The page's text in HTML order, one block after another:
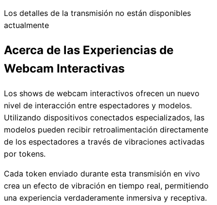
Los detalles de la transmisión no están disponibles
actualmente
Acerca de las Experiencias de
Webcam Interactivas
Los shows de webcam interactivos ofrecen un nuevo
nivel de interacción entre espectadores y modelos.
Utilizando dispositivos conectados especializados, las
modelos pueden recibir retroalimentación directamente
de los espectadores a través de vibraciones activadas
por tokens.
Cada token enviado durante esta transmisión en vivo
crea un efecto de vibración en tiempo real, permitiendo
una experiencia verdaderamente inmersiva y receptiva.